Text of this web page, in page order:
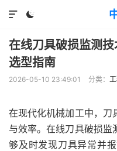


在线刀具破损监测
选型指南
2026-05-10 23:49:01 分类：
在现代化机械加工中，刀
与效率。在线刀具破损监
够及时发现刀具异常并